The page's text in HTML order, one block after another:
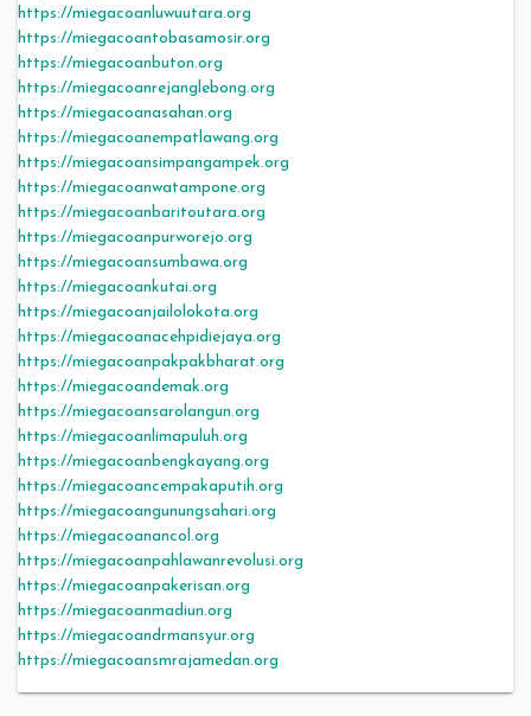
https://miegacoanluwuutara.org
https://miegacoantobasamosir.org
https://miegacoanbuton.org
https://miegacoanrejanglebong.org
https://miegacoanasahan.org
https://miegacoanempatlawang.org
https://miegacoansimpangampek.org
https://miegacoanwatampone.org
https://miegacoanbaritoutara.org
https://miegacoanpurworejo.org
https://miegacoansumbawa.org
https://miegacoankutai.org
https://miegacoanjailolokota.org
https://miegacoanacehpidiejaya.org
https://miegacoanpakpakbharat.org
https://miegacoandemak.org
https://miegacoansarolangun.org
https://miegacoanlimapuluh.org
https://miegacoanbengkayang.org
https://miegacoancempakaputih.org
https://miegacoangunungsahari.org
https://miegacoanancol.org
https://miegacoanpahlawanrevolusi.org
https://miegacoanpakerisan.org
https://miegacoanmadiun.org
https://miegacoandrmansyur.org
https://miegacoansmrajamedan.org